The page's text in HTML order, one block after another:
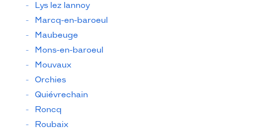
Lys lez lannoy
Marcq-en-baroeul
Maubeuge
Mons-en-baroeul
Mouvaux
Orchies
Quiévrechain
Roncq
Roubaix